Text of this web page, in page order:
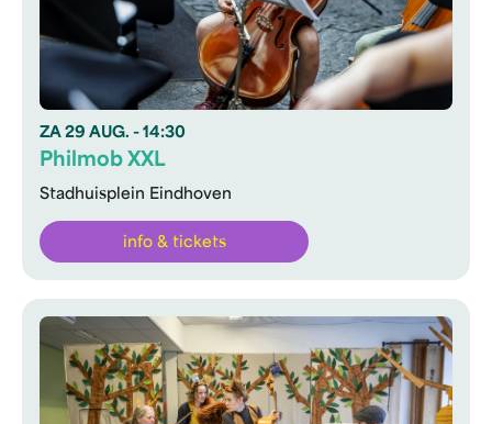
ZA 29 AUG. - 14:30
Stadhuisplein Eindhoven
Philmob XXL
info & tickets